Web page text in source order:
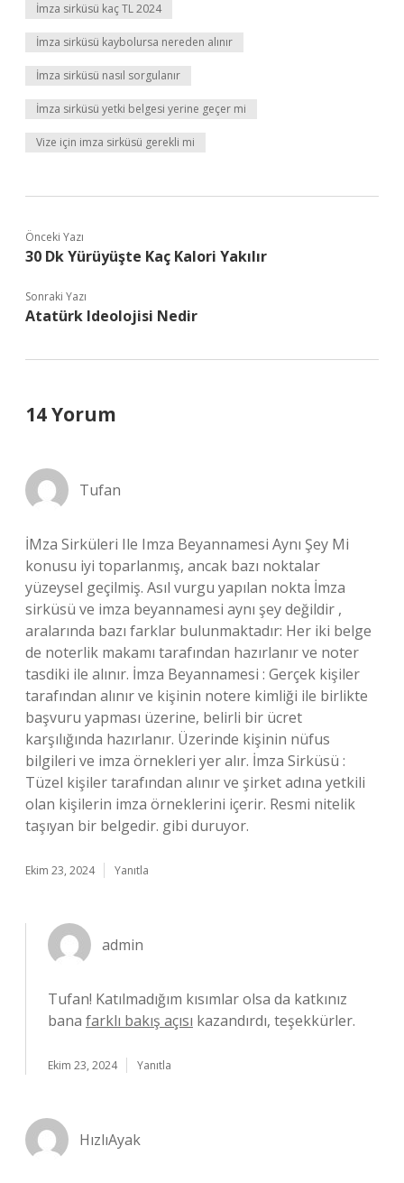
İmza sirküsü kaç TL 2024
İmza sirküsü kaybolursa nereden alınır
İmza sirküsü nasıl sorgulanır
İmza sirküsü yetki belgesi yerine geçer mi
Vize için imza sirküsü gerekli mi
Önceki Yazı
30 Dk Yürüyüşte Kaç Kalori Yakılır
Sonraki Yazı
Atatürk Ideolojisi Nedir
14 Yorum
Tufan
İMza Sirküleri Ile Imza Beyannamesi Aynı Şey Mi
konusu iyi toparlanmış, ancak bazı noktalar
yüzeysel geçilmiş. Asıl vurgu yapılan nokta İmza
sirküsü ve imza beyannamesi aynı şey değildir ,
aralarında bazı farklar bulunmaktadır: Her iki belge
de noterlik makamı tarafından hazırlanır ve noter
tasdiki ile alınır. İmza Beyannamesi : Gerçek kişiler
tarafından alınır ve kişinin notere kimliği ile birlikte
başvuru yapması üzerine, belirli bir ücret
karşılığında hazırlanır. Üzerinde kişinin nüfus
bilgileri ve imza örnekleri yer alır. İmza Sirküsü :
Tüzel kişiler tarafından alınır ve şirket adına yetkili
olan kişilerin imza örneklerini içerir. Resmi nitelik
taşıyan bir belgedir. gibi duruyor.
Ekim 23, 2024 Yanıtla
admin
Tufan! Katılmadığım kısımlar olsa da katkınız
bana farklı bakış açısı kazandırdı, teşekkürler.
Ekim 23, 2024 Yanıtla
HızlıAyak